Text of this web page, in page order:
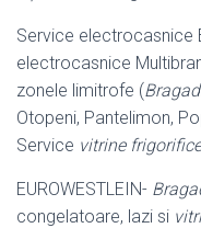
Service electrocasnice
electrocasnice
zonele limitrofe (
Otopeni, Pantelimon,
Service vitrine frigorifice
EUROWESTLEIN-
congelatoare, lazi si